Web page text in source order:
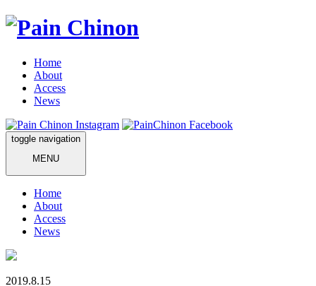
Home
About
Access
News
toggle navigation
MENU
Home
About
Access
News
2019.8.15